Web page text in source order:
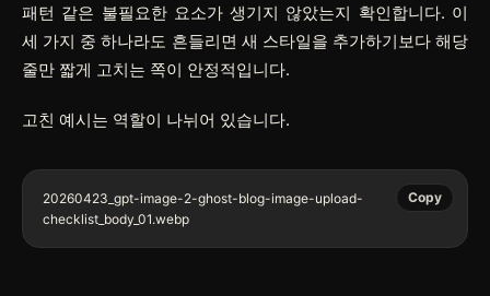
패턴 같은 불필요한 요소가 생기지 않았는지 확인합니다. 이
세 가지 중 하나라도 흔들리면 새 스타일을 추가하기보다 해당
줄만 짧게 고치는 쪽이 안정적입니다.
고친 예시는 역할이 나뉘어 있습니다.
20260423_gpt-image-2-ghost-blog-image-upload-
Copy